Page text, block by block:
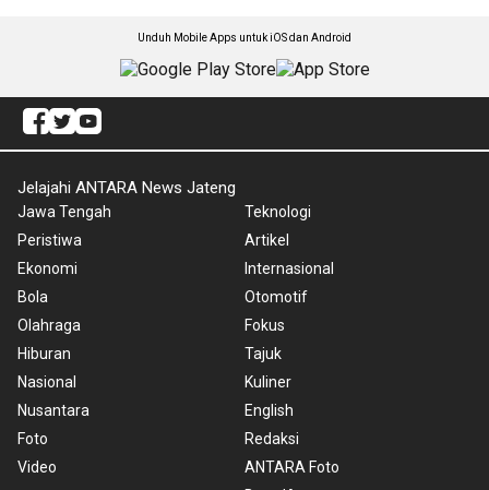
Unduh Mobile Apps untuk iOS dan Android
Jelajahi ANTARA News Jateng
Jawa Tengah
Peristiwa
Ekonomi
Bola
Olahraga
Hiburan
Nasional
Nusantara
Foto
Video
Teknologi
Artikel
Internasional
Otomotif
Fokus
Tajuk
Kuliner
English
Redaksi
ANTARA Foto